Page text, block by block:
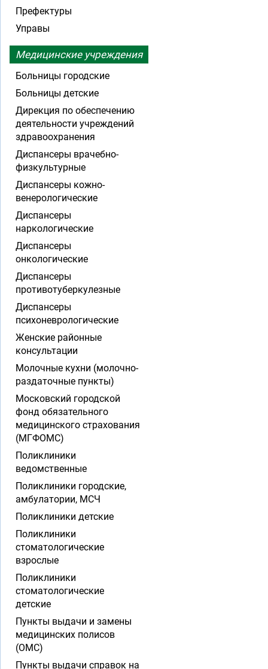
Префектуры
Управы
Медицинские учреждения
Больницы городские
Больницы детские
Дирекция по обеспечению
деятельности учреждений
здравоохранения
Диспансеры врачебно-
физкультурные
Диспансеры кожно-
венерологические
Диспансеры
наркологические
Диспансеры
онкологические
Диспансеры
противотуберкулезные
Диспансеры
психоневрологические
Женские районные
консультации
Молочные кухни (молочно-
раздаточные пункты)
Московский городской
фонд обязательного
медицинского страхования
(МГФОМС)
Поликлиники
ведомственные
Поликлиники городские,
амбулатории, МСЧ
Поликлиники детские
Поликлиники
стоматологические
взрослые
Поликлиники
стоматологические
детские
Пункты выдачи и замены
медицинских полисов
(ОМС)
Пункты выдачи справок на